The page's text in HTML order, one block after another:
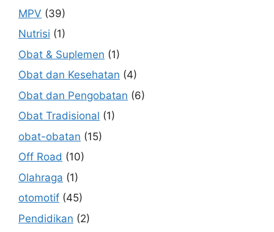
MPV (39)
Nutrisi (1)
Obat & Suplemen (1)
Obat dan Kesehatan (4)
Obat dan Pengobatan (6)
Obat Tradisional (1)
obat-obatan (15)
Off Road (10)
Olahraga (1)
otomotif (45)
Pendidikan (2)